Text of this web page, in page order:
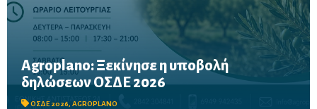
Agroplano: Ξεκίνησε η υποβολή
δηλώσεων ΟΣΔΕ 2026
ΟΣΔΕ 2026, AGROPLANO
Έως τις 16 Οκτωβρίου η προθεσμία υποβολής – Δυνατότητα
προκαταβολής των ενισχύσεων για τους παραγωγούς που θα
καταθέσουν την αίτησή τους μέχρι τις 15 Σεπτεμβρίου.